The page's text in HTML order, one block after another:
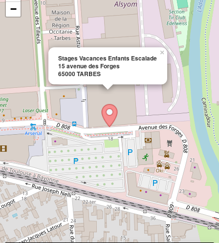
Stages Vacances Enfants Escalade
15 avenue des Forges
65000 TARBES
×
−